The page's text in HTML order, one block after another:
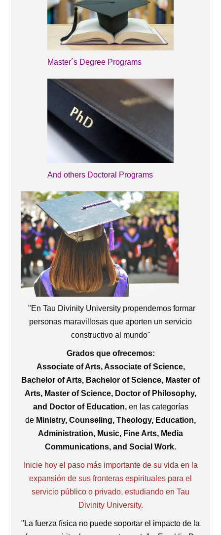
Master´s Degree Programs
And others Doctoral Programs
"En Tau Divinity University propendemos formar
personas maravillosas que aporten un servicio
constructivo al mundo"
Grados que ofrecemos:
Associate of Arts, Associate of Science,
Bachelor of Arts, Bachelor of Science, Master of
Arts, Master of Science, Doctor of Philosophy,
and Doctor of Education, en las categorías
de Ministry, Counseling, Theology, Education,
Administration, Music, Fine Arts, Media
Communications, and Social Work.
Inicie hoy el paso más importante de su vida en la
expansión de sus fronteras espirituales para el
servicio público o privado, estudiando en Tau
Divinity University.
"La fuerza física no puede soportar el impacto de la